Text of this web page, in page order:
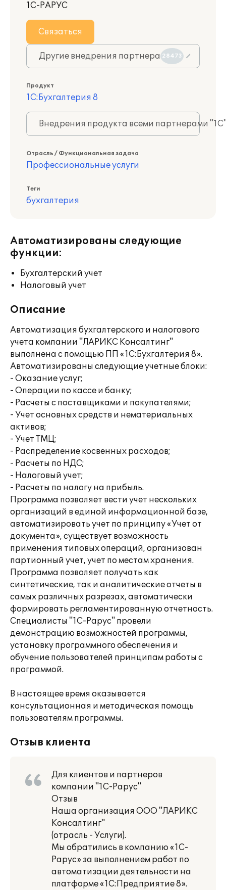
1С-РАРУС
Связаться
Другие внедрения партнера 28473
Продукт
1С:Бухгалтерия 8
Внедрения продукта всеми партнерами
Отрасль / Функциональная задача
Профессиональные услуги
Теги
бухгалтерия
Автоматизированы следующие
функции:
Бухгалтерский учет
Налоговый учет
Описание
Автоматизация бухгалтерского и налогового
учета компании "ЛАРИКС Консалтинг"
выполнена с помощью ПП «1С:Бухгалтерия 8».
Автоматизированы следующие учетные блоки:
- Оказание услуг;
- Операции по кассе и банку;
- Расчеты с поставщиками и покупателями;
- Учет основных средств и нематериальных
активов;
- Учет ТМЦ;
- Распределение косвенных расходов;
- Расчеты по НДС;
- Налоговый учет;
- Расчеты по налогу на прибыль.
Программа позволяет вести учет нескольких
организаций в единой информационной базе,
автоматизировать учет по принципу «Учет от
документа», существует возможность
применения типовых операций, организован
партионный учет, учет по местам хранения.
Программа позволяет получать как
синтетические, так и аналитические отчеты в
самых различных разрезах, автоматически
формировать регламентированную отчетность.
Специалисты "1С-Рарус" провели
демонстрацию возможностей программы,
установку программного обеспечения и
обучение пользователей принципам работы с
программой.
В настоящее время оказывается
консультационная и методическая помощь
пользователям программы.
Отзыв клиента
Для клиентов и партнеров
компании "1С-Рарус"
Отзыв
Наша организация ООО "ЛАРИКС
Консалтинг"
(отрасль - Услуги).
Мы обратились в компанию «1С-
Рарус» за выполнением работ по
автоматизации деятельности на
платформе «1С:Предприятие 8».